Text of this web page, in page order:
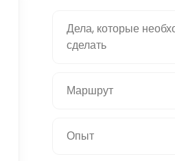
Дела, которые
сделать
Маршрут
Опыт